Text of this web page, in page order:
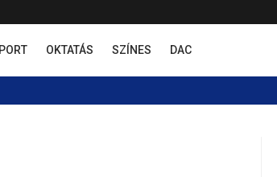
OKTATÁS SZÍNES DAC